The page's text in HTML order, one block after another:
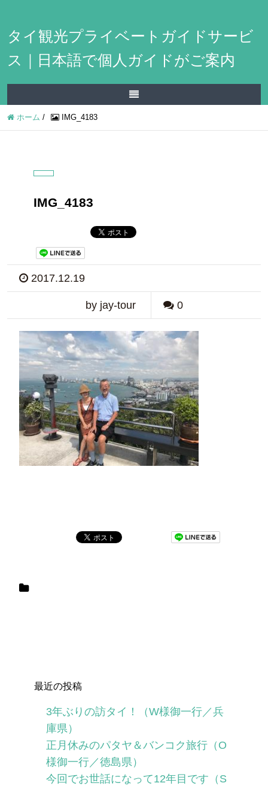
タイ観光プライベートガイドサービ
ス｜日本語で個人ガイドがご案内
ホーム / IMG_4183
IMG_4183
2017.12.19
by jay-tour 0
最近の投稿
3年ぶりの訪タイ！（W様御一行／兵
庫県）
正月休みのパタヤ＆バンコク旅行（O
様御一行／徳島県）
今回でお世話になって12年目です（S